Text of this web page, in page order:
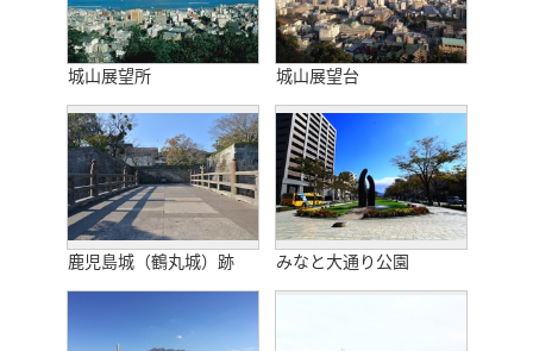
城山展望所 城山展望台
鹿児島城（鶴丸城）跡 みなと大通り公園